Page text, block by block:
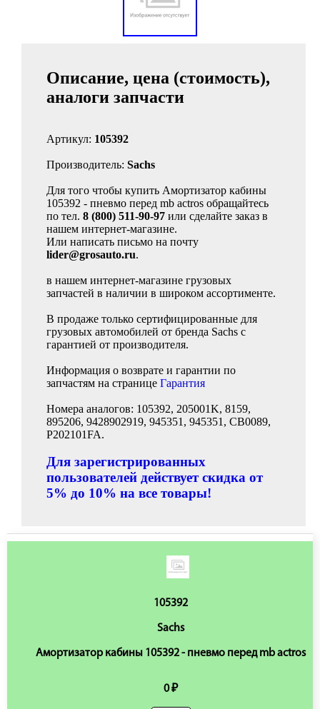
Описание, цена (стоимость),
аналоги запчасти
Артикул: 105392
Производитель: Sachs
Для того чтобы купить Амортизатор кабины
105392 - пневмо перед mb actros обращайтесь
по тел. 8 (800) 511-90-97 или сделайте заказ в
нашем интернет-магазине.
Или написать письмо на почту
lider@grosauto.ru.
в нашем интернет-магазине грузовых
запчастей в наличии в широком ассортименте.
В продаже только сертифицированные для
грузовых автомобилей от бренда Sachs с
гарантией от производителя.
Информация о возврате и гарантии по
запчастям на странице Гарантия
Номера аналогов: 105392, 205001K, 8159,
895206, 9428902919, 945351, 945351, CB0089,
P202101FA.
Для зарегистрированных
пользователей действует скидка от
5% до 10% на все товары!
105392
Sachs
Амортизатор кабины 105392 - пневмо перед mb actros
0 ₽